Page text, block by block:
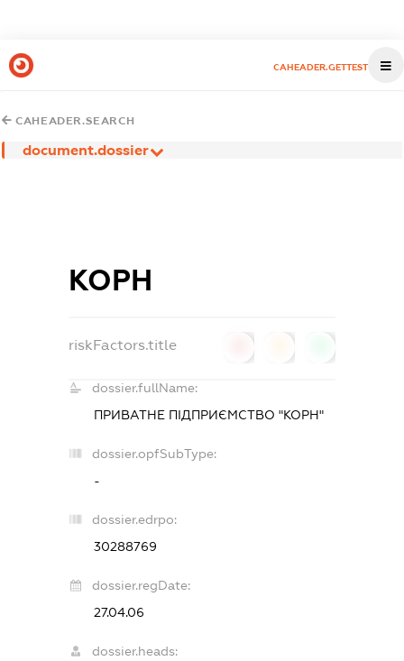
CAHEADER.GETTEST
CAHEADER.SEARCH
document.dossier
КОРН
riskFactors.title
dossier.fullName:
ПРИВАТНЕ ПІДПРИЄМСТВО "КОРН"
dossier.opfSubType:
-
dossier.edrpo:
30288769
dossier.regDate:
27.04.06
dossier.heads: